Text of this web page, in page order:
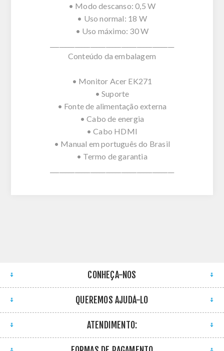
• Modo descanso: 0,5 W
• Uso normal: 18 W
• Uso máximo: 30 W
Conteúdo da embalagem
• Monitor Acer EK271
• Suporte
• Fonte de alimentação externa
• Cabo de energia
• Cabo HDMI
• Manual em português do Brasil
• Termo de garantia
CONHEÇA-NOS
QUEREMOS AJUDÁ-LO
ATENDIMENTO: